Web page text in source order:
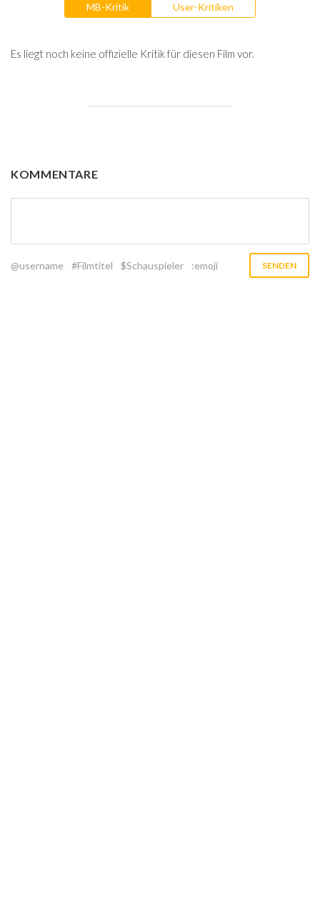
MB-Kritik User-Kritiken
Es liegt noch keine offizielle Kritik für diesen Film vor.
KOMMENTARE
@username #Filmtitel $Schauspieler :emoji